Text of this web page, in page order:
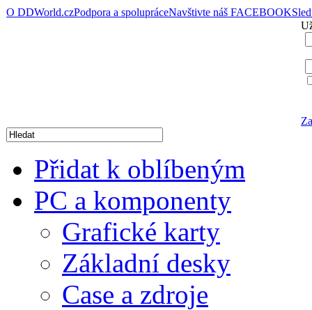
O DDWorld.czPodpora a spolupráceNavštivte náš FACEBOOK
Přidat k oblíbeným
PC a komponenty
Grafické karty
Základní desky
Case a zdroje